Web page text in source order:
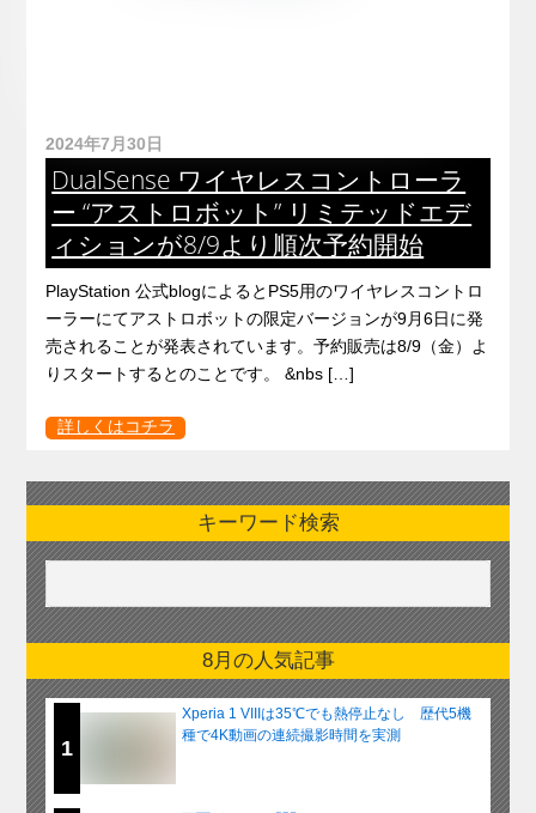
2024年7月30日
DualSense ワイヤレスコントローラ
ー “アストロボット” リミテッドエデ
ィションが8/9より順次予約開始
PlayStation 公式blogによるとPS5用のワイヤレスコントロ
ーラーにてアストロボットの限定バージョンが9月6日に発
売されることが発表されています。予約販売は8/9（金）よ
りスタートするとのことです。 &nbs […]
詳しくはコチラ
キーワード検索
8月の人気記事
1
Xperia 1 VIIIは35℃でも熱停止なし 歴代5機
種で4K動画の連続撮影時間を実測